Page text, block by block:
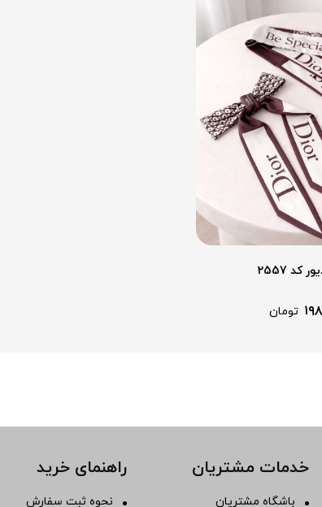
کد 2557
تومان
خدمات مشتریان
باشگاه مشتریان
راهنمای خرید
نحوه ثبت سفارش